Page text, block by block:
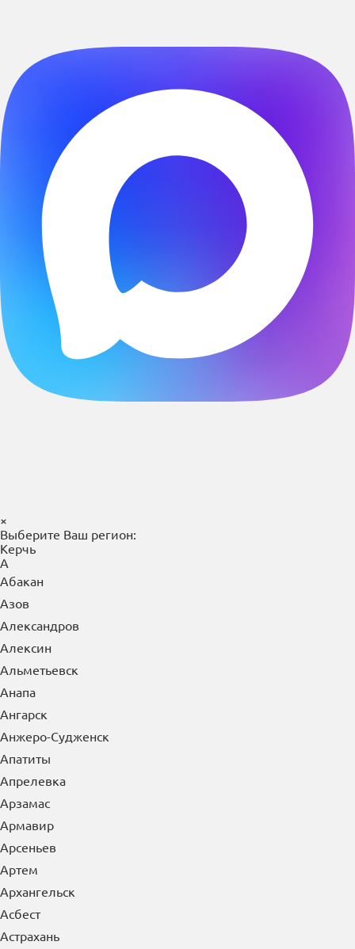
×
Выберите Ваш регион:
Керчь
А
Абакан
Азов
Александров
Алексин
Альметьевск
Анапа
Ангарск
Анжеро-Судженск
Апатиты
Апрелевка
Арзамас
Армавир
Арсеньев
Артем
Архангельск
Асбест
Астрахань